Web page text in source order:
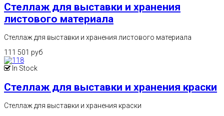
Стеллаж для выставки и хранения
листового материала
Стеллаж для выставки и хранения листового материала
111 501 руб
In Stock
Стеллаж для выставки и хранения краски
Стеллаж для выставки и хранения краски